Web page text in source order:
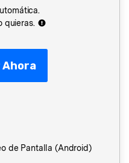
quieras.
Ahora
de Pantalla (Android)󠀲󠀩󠀤󠀦󠀠󠀠󠀣󠀨󠀳